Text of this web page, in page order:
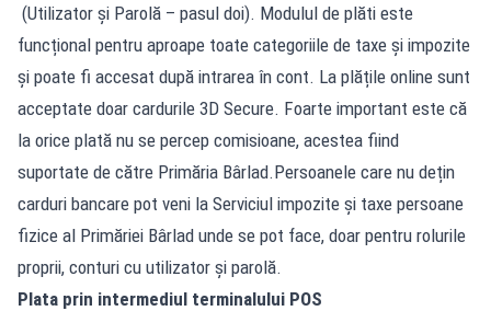
(Utilizator și Parolă – pasul doi). Modulul de plăti este
funcțional pentru aproape toate categoriile de taxe și impozite
și poate fi accesat după intrarea în cont. La plățile online sunt
acceptate doar cardurile 3D Secure. Foarte important este că
la orice plată nu se percep comisioane, acestea fiind
suportate de către Primăria Bârlad.Persoanele care nu dețin
carduri bancare pot veni la Serviciul impozite și taxe persoane
fizice al Primăriei Bârlad unde se pot face, doar pentru rolurile
proprii, conturi cu utilizator și parolă.
Plata prin intermediul terminalului POS